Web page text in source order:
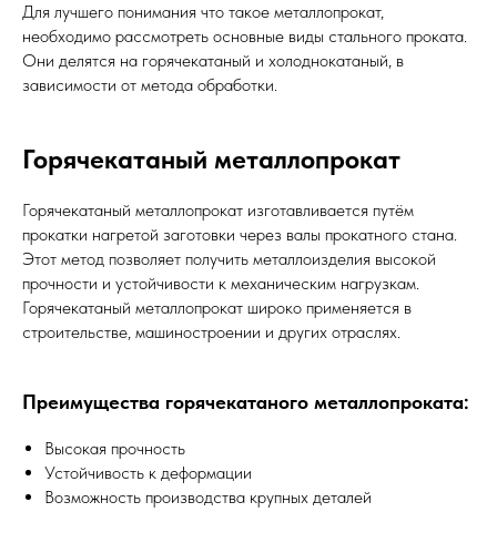
Для лучшего понимания что такое металлопрокат,
необходимо рассмотреть основные виды стального проката.
Они делятся на горячекатаный и холоднокатаный, в
зависимости от метода обработки.
Горячекатаный металлопрокат
Горячекатаный металлопрокат изготавливается путём
прокатки нагретой заготовки через валы прокатного стана.
Этот метод позволяет получить металлоизделия высокой
прочности и устойчивости к механическим нагрузкам.
Горячекатаный металлопрокат широко применяется в
строительстве, машиностроении и других отраслях.
Преимущества горячекатаного металлопроката:
Высокая прочность
Устойчивость к деформации
Возможность производства крупных деталей